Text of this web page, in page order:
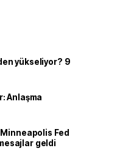
yükseliyor? 9
Anlaşma
Fed
geldi